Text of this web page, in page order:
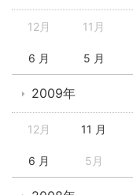
12月 11月
6 月 5 月
2009年
12月 11 月
6 月 5月